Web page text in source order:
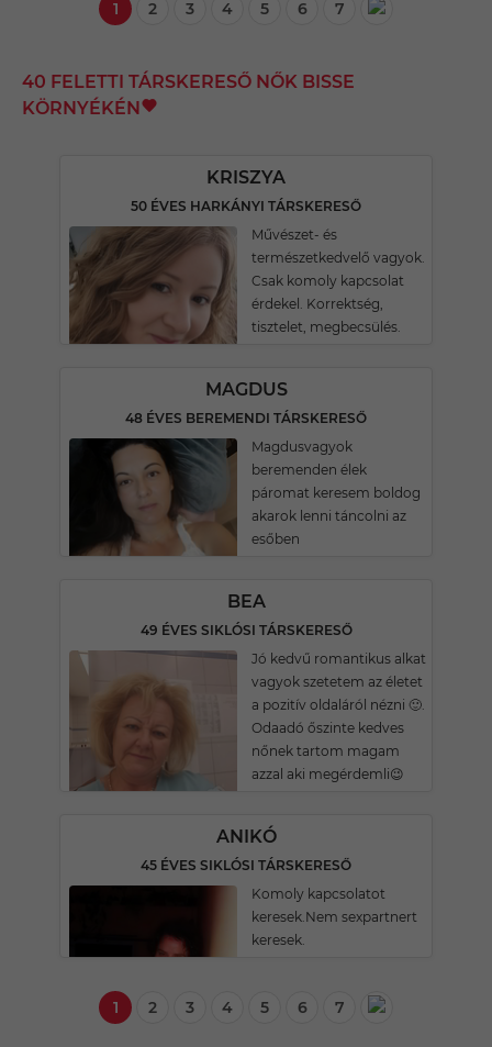
1 2 3 4 5 6 7
40 FELETTI TÁRSKERESŐ NŐK BISSE
KÖRNYÉKÉN
KRISZYA
50 ÉVES HARKÁNYI TÁRSKERESŐ
Művészet- és
természetkedvelő vagyok.
Csak komoly kapcsolat
érdekel. Korrektség,
tisztelet, megbecsülés.
MAGDUS
48 ÉVES BEREMENDI TÁRSKERESŐ
Magdusvagyok
beremenden élek
páromat keresem boldog
akarok lenni táncolni az
esőben
BEA
49 ÉVES SIKLÓSI TÁRSKERESŐ
Jó kedvű romantikus alkat
vagyok szetetem az életet
a pozitív oldaláról nézni 🙂.
Odaadó őszinte kedves
nőnek tartom magam
azzal aki megérdemli😉
ANIKÓ
45 ÉVES SIKLÓSI TÁRSKERESŐ
Komoly kapcsolatot
keresek.Nem sexpartnert
keresek.
1 2 3 4 5 6 7